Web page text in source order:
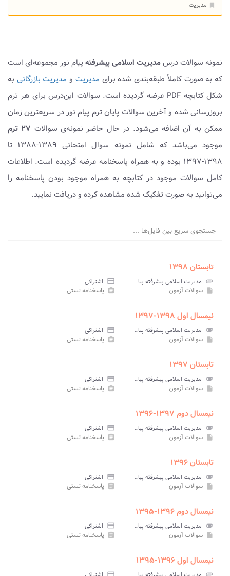
مدیریت
نمونه سوالات درسمدیریت اسلامی پیشرفته پیام نور مجموعه‌ای است
که به صورت کاملاً طبقه‌بندی شده برای مدیریت و مدیریت بازرگانی به
شکل کتابچه PDF عرضه گردیده است. سوالات این‌درس برای هر ترم
بروزرسانی شده و آخرین سوالات پایان ترم پیام نور در سریعترین زمان
ممکن به آن اضافه می‌شود. در حال حاضر نمونه‌ی سوالات ۲۷ ترم
موجود می‌باشد که شامل نمونه سوال امتحانی ۱۳۸۹-۱۳۸۸ تا
۱۳۹۸-۱۳۹۷ بوده و به همراه پاسخنامه عرضه گردیده است. اطلاعات
کامل سوالات موجود در کتابچه به همراه موجود بودن پاسخنامه را
می‌توانید به صورت تفکیک شده مشاهده کرده و دریافت نمایید.
جستجوی سریع بین فایل‌ها ...
تابستان ۱۳۹۸
attachment مدیریت اسلامی پیشرفته پیام نور credit_card اشتراکی
insert_drive_file سوالات آزمون assignment پاسخنامه تستی
نیمسال اول ۱۳۹۸-۱۳۹۷
attachment مدیریت اسلامی پیشرفته پیام نور credit_card اشتراکی
insert_drive_file سوالات آزمون assignment پاسخنامه تستی
تابستان ۱۳۹۷
attachment مدیریت اسلامی پیشرفته پیام نور credit_card اشتراکی
insert_drive_file سوالات آزمون assignment پاسخنامه تستی
نیمسال دوم ۱۳۹۷-۱۳۹۶
attachment مدیریت اسلامی پیشرفته پیام نور credit_card اشتراکی
insert_drive_file سوالات آزمون assignment پاسخنامه تستی
تابستان ۱۳۹۶
attachment مدیریت اسلامی پیشرفته پیام نور credit_card اشتراکی
insert_drive_file سوالات آزمون assignment پاسخنامه تستی
نیمسال دوم ۱۳۹۶-۱۳۹۵
attachment مدیریت اسلامی پیشرفته پیام نور credit_card اشتراکی
insert_drive_file سوالات آزمون assignment پاسخنامه تستی
نیمسال اول ۱۳۹۶-۱۳۹۵